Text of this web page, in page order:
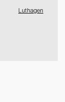
Luthagen